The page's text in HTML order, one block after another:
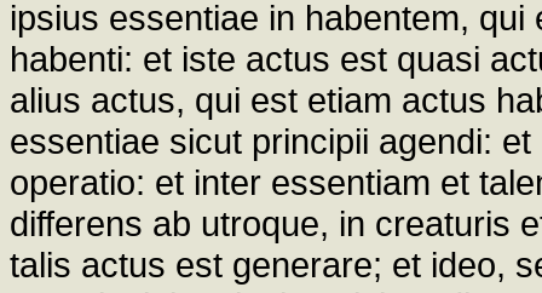
ipsius essentiae in habentem,
habenti: et iste actus est quasi
alius actus, qui est etiam actus
essentiae sicut principii agendi:
operatio: et inter essentiam et
differens ab utroque, in creaturis
talis actus est generare; et ideo,